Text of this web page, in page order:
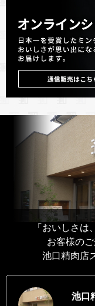
「おいしさは
お客様の
池口精肉店
池口